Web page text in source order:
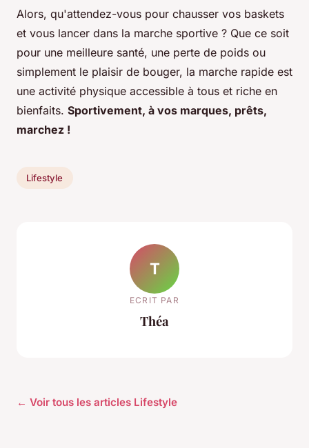
Alors, qu'attendez-vous pour chausser vos baskets
et vous lancer dans la marche sportive ? Que ce soit
pour une meilleure santé, une perte de poids ou
simplement le plaisir de bouger, la marche rapide est
une activité physique accessible à tous et riche en
bienfaits. Sportivement, à vos marques, prêts,
marchez !
Lifestyle
T
ECRIT PAR
Théa
← Voir tous les articles Lifestyle